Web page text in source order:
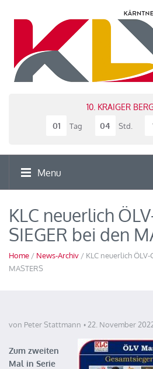
10. KRAIGER
01
Tag 04 Std.
Menu
KLC neuerlich
SIEGER bei den
Home / News-Archiv / KLC neuerlich ÖLV-
MASTERS
von Peter Stattmann 22. November
Zum zweiten
Mal in Serie